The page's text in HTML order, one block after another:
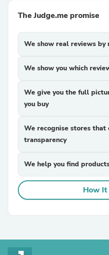
The Judge.me promise
We show real reviews by
We show you which
We give you the full
you buy
We recognise stores that
transparency
We help you find
How